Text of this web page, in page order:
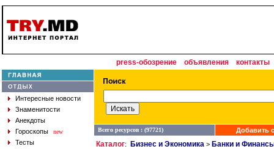
press-обозрение объявления контакты
Интересные новости
Знаменитости
Анекдоты
Гороскопы
new
Тесты
Всего ресурсов : (97721) Добавить
Каталог: Бизнес и Экономика > Банки и